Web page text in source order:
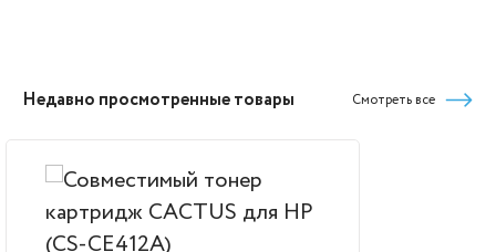
Недавно просмотренные товары Смотреть все